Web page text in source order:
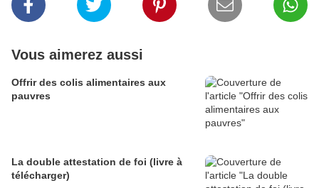
Vous aimerez aussi
Offrir des colis alimentaires aux
pauvres
La double attestation de foi (livre à
télécharger)